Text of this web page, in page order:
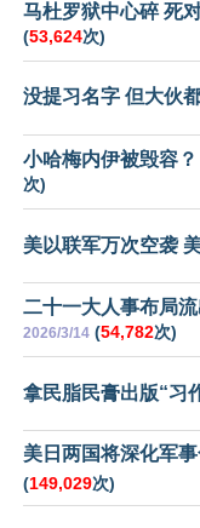
马杜罗狱中心碎 死
(53,624次)
没提习名字 但大伙
小哈梅内伊被毁容
次)
美以联军万次空袭
二十一大人事布局
2026/3/14 (54,782次)
拿民脂民膏出版“习
美日两国将深化军
(149,029次)